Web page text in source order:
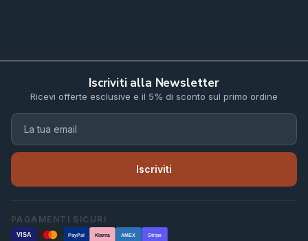
Iscriviti alla Newsletter
Ricevi offerte esclusive e il 5% di sconto sul primo ordine
Iscriviti
PAGAMENTI SICURI
VISA PayPal Klarna AMEX Stripe